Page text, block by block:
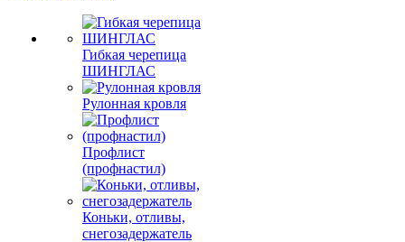
Гибкая черепица
ШИНГЛАС
Рулонная кровля
Профлист
(профнастил)
Коньки, отливы,
снегозадержатель